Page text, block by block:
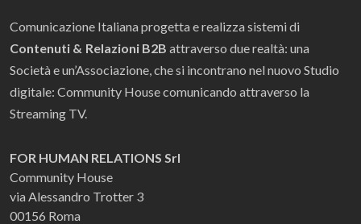
Comunicazione Italiana progetta e realizza sistemi di
Contenuti & Relazioni B2B attraverso due realtà: una
Società e un’Associazione, che si incontrano nel nuovo Studio
digitale: Community House comunicando attraverso la
Streaming TV.
FOR HUMAN RELATIONS Srl
Community House
via Alessandro Trotter 3
00156 Roma